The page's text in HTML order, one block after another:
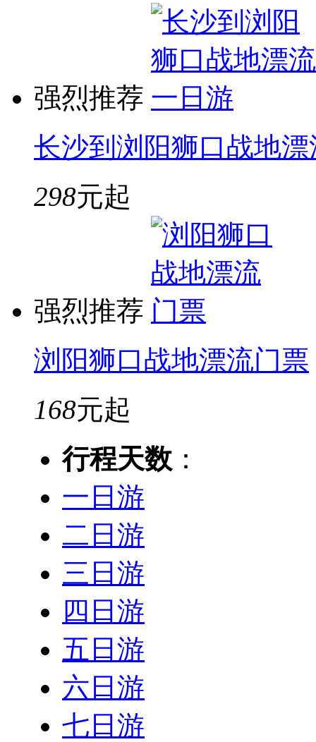
强烈推荐
长沙到浏阳狮口战地
298元起
强烈推荐
浏阳狮口战地漂流门票
168元起
行程天数 ：
一日游
二日游
三日游
四日游
五日游
六日游
七日游